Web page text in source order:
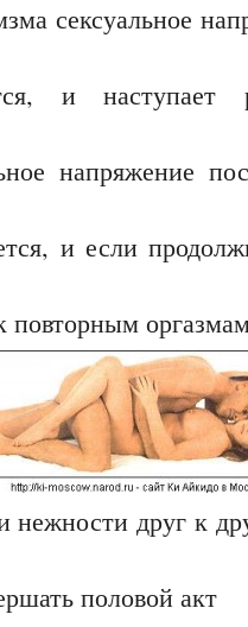
сексуальное
и наступает
напряжение
и если
повторным
нежности друг к
половой акт